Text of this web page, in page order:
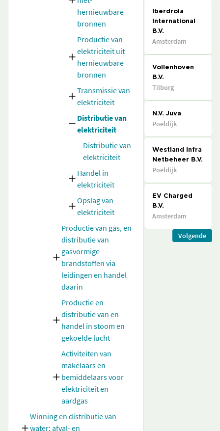
hernieuwbare
bronnen
Productie van
elektriciteit uit
hernieuwbare
bronnen
Transmissie van
elektriciteit
Distributie van
elektriciteit
Distributie van
elektriciteit
Handel in
elektriciteit
Opslag van
elektriciteit
Productie van gas, en
distributie van
gasvormige
brandstoffen via
leidingen en handel
daarin
Productie en
distributie van en
handel in stoom en
gekoelde lucht
Activiteiten van
makelaars en
bemiddelaars voor
elektriciteit en
aardgas
Winning en distributie van
water; afval- en
Iberdrola
International
B.V.
Amsterdam
Vollenhoven
B.V.
Tilburg
N.V. Juva
Poeldijk
Westland Infra
Netbeheer B.V.
Poeldijk
EV Charged
B.V.
Amsterdam
Volgende